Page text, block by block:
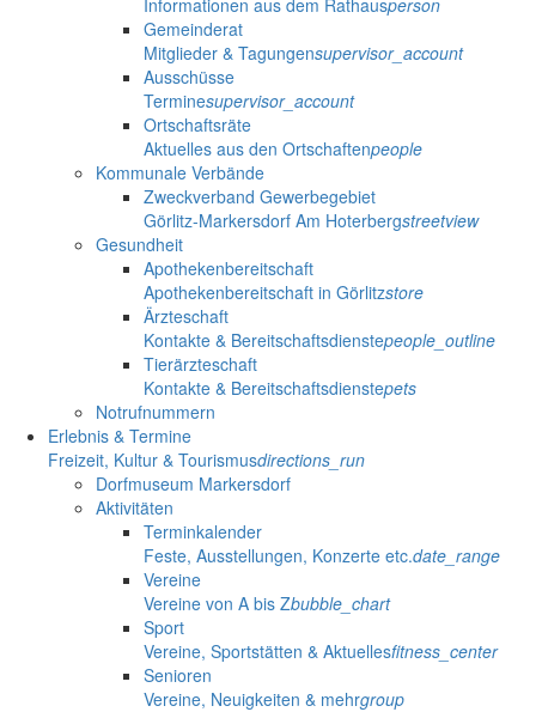
Gemeinderat
Mitglieder & Tagungensupervisor_account
Ausschüsse
Terminesupervisor_account
Ortschaftsräte
Aktuelles aus den Ortschaftenpeople
Kommunale Verbände
Zweckverband Gewerbegebiet
Görlitz-Markersdorf Am Hoterbergstreetview
Gesundheit
Apothekenbereitschaft
Apothekenbereitschaft in Görlitzstore
Ärzteschaft
Kontakte & Bereitschaftsdienstepeople_outline
Tierärzteschaft
Kontakte & Bereitschaftsdienstepets
Notrufnummern
Erlebnis & Termine
Freizeit, Kultur & Tourismusdirections_run
Dorfmuseum Markersdorf
Aktivitäten
Terminkalender
Feste, Ausstellungen, Konzerte etc.date_range
Vereine
Vereine von A bis Zbubble_chart
Sport
Vereine, Sportstätten & Aktuellesfitness_center
Senioren
Vereine, Neuigkeiten & mehrgroup